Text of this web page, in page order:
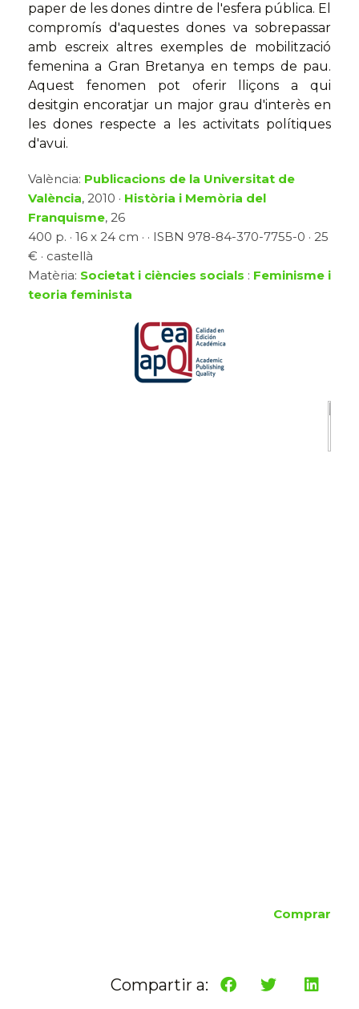
paper de les dones dintre de l'esfera pública. El
compromís d'aquestes dones va sobrepassar
amb escreix altres exemples de mobilització
femenina a Gran Bretanya en temps de pau.
Aquest fenomen pot oferir lliçons a qui
desitgin encoratjar un major grau d'interès en
les dones respecte a les activitats polítiques
d'avui.
València: Publicacions de la Universitat de
València, 2010 · Història i Memòria del
Franquisme, 26
400 p. · 16 x 24 cm · · ISBN 978-84-370-7755-0 · 25
€ · castellà
Matèria: Societat i ciències socials : Feminisme i
teoria feminista
Comprar
Compartir a: